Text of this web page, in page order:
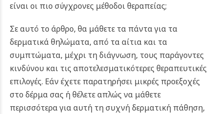
είναι οι πιο σύγχρονες μέθοδοι θεραπείας;
Σε αυτό το άρθρο, θα μάθετε τα πάντα για τα
δερματικά θηλώματα, από τα αίτια και τα
συμπτώματα, μέχρι τη διάγνωση, τους παράγοντες
κινδύνου και τις αποτελεσματικότερες θεραπευτικές
επιλογές. Εάν έχετε παρατηρήσει μικρές προεξοχές
στο δέρμα σας ή θέλετε απλώς να μάθετε
περισσότερα για αυτή τη συχνή δερματική πάθηση,